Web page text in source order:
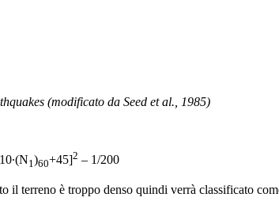
(modificato da Seed et al., 1985)
1 )60+45]2 – 1/200
terreno è troppo denso quindi verrà classificato